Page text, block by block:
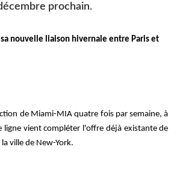
prochain.
nouvelle liaison hivernale entre Paris et
de Miami-MIA quatre fois par semaine, à
ligne vient compléter l'offre déjà existante de
ville de New-York.